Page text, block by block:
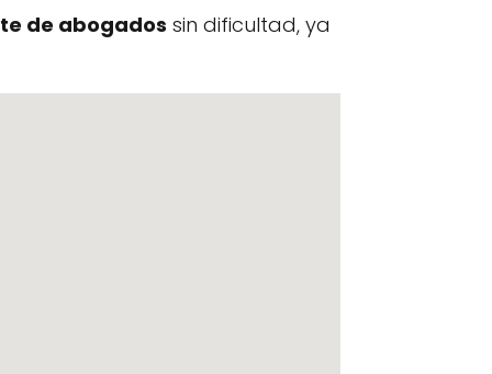
de abogados sin dificultad, ya